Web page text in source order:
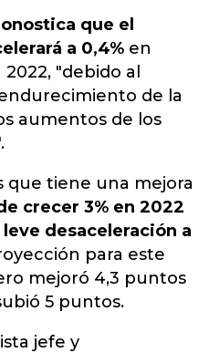
que el
a 0,4% en
"debido al
de la
aumentos de los
que tiene una mejora
crecer 3% en 2022
leve desaceleración a
para este
mejoró 4,3 puntos
5 puntos.
jefe y